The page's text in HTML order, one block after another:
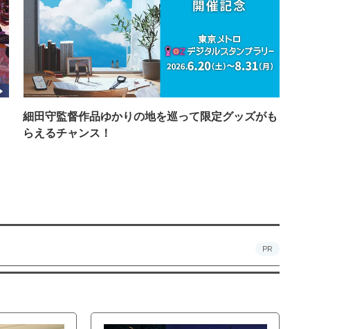
細田守監督作品ゆかりの地を巡って限定グッズがも
らえるチャンス！
PR